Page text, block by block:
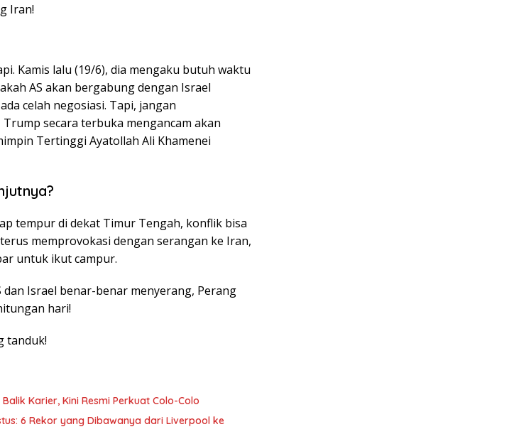
Iran!
Kamis lalu (19/6), dia mengaku butuh waktu
AS akan bergabung dengan Israel
celah negosiasi. Tapi, jangan
secara terbuka mengancam akan
Tertinggi Ayatollah Ali Khamenei
tempur di dekat Timur Tengah, konflik bisa
memprovokasi dengan serangan ke Iran,
untuk ikut campur.
dan Israel benar-benar menyerang, Perang
hari!
tanduk!
Karier, Kini Resmi Perkuat Colo-Colo
6 Rekor yang Dibawanya dari Liverpool ke